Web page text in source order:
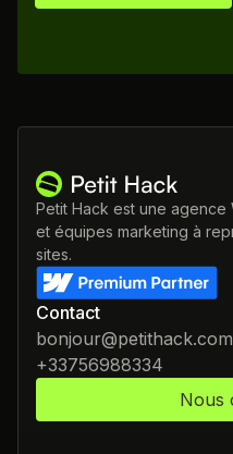
Petit Hack est une
et équipes marketing à
sites.
Contact
bonjour@petithack.com
+33756988334
Nous